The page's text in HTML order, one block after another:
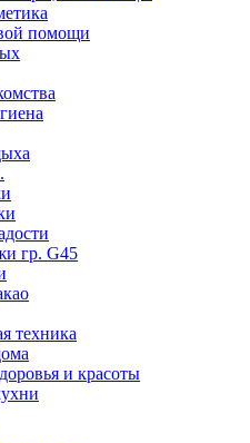
помощи
гр. G45
техника
и красоты